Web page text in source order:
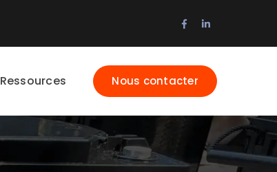
Facebook
LinkedIn
Nous contacter
Ressources